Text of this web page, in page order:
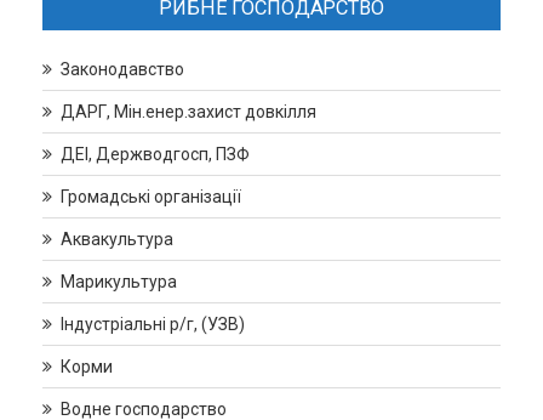
РИБНЕ ГОСПОДАРСТВО
Законодавство
ДАРГ, Мін.енер.захист довкілля
ДЕІ, Держводгосп, ПЗФ
Громадські організації
Аквакультура
Марикультура
Індустріальні р/г, (УЗВ)
Корми
Водне господарство